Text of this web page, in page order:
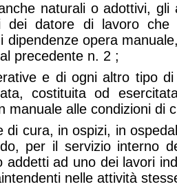
naturali o adottivi, gli
dei datore di lavoro che
dipendenze opera
precedente n. 2 ;
e di ogni altro tipo
costituita od
manuale alle condizioni di
di cura, in ospizi, in
per il servizio interno
addetti ad uno dei lavori
nelle attività